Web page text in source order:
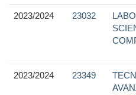
2023/2024 23032
2023/2024 23349